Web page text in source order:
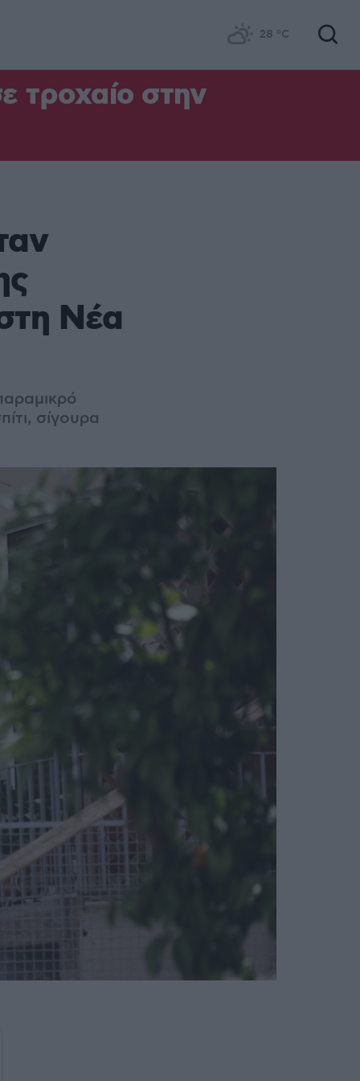
28 °C
τροχαίο στην
Νέα
σίγουρα